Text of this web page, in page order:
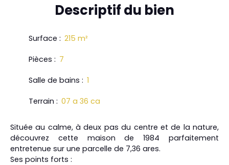
Descriptifdu bien
Surface : 215 m²
Pièces : 7
Salle de bains : 1
Terrain : 07 a 36 ca
Située au calme, à deux pas du centre et de la nature,
découvrez cette maison de 1984 parfaitement
entretenue sur une parcelle de 7,36 ares.
Ses points forts :